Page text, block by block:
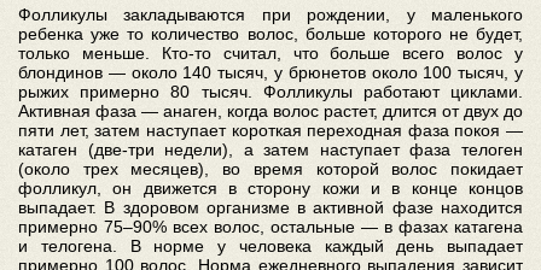
Фолликулы закладываются при рождении, у маленького
ребенка уже то количество волос, больше которого не будет,
только меньше. Кто-то считал, что больше всего волос у
блондинов — около 140 тысяч, у брюнетов около 100 тысяч, у
рыжих примерно 80 тысяч. Фолликулы работают циклами.
Активная фаза — анаген, когда волос растет, длится от двух до
пяти лет, затем наступает короткая переходная фаза покоя —
катаген (две-три недели), а затем наступает фаза телоген
(около трех месяцев), во время которой волос покидает
фолликул, он движется в сторону кожи и в конце концов
выпадает. В здоровом организме в активной фазе находится
примерно 75–90% всех волос, остальные — в фазах катагена
и телогена. В норме у человека каждый день выпадает
примерно 100 волос. Норма ежедневного выпадения зависит